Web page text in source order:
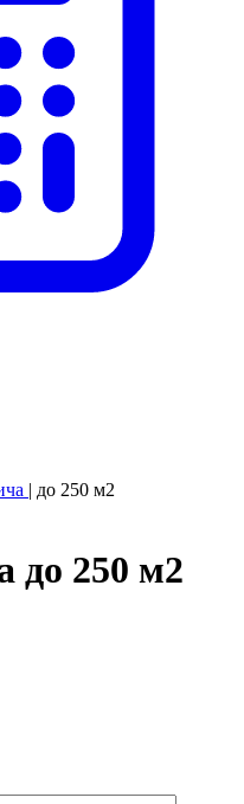
| до 250 м2
до 250 м2